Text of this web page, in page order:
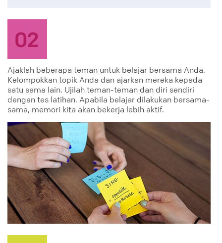
Ajaklah beberapa teman untuk belajar bersama Anda.
Kelompokkan topik Anda dan ajarkan mereka kepada
satu sama lain. Ujilah teman-teman dan diri sendiri
dengan tes latihan. Apabila belajar dilakukan bersama-
sama, memori kita akan bekerja lebih aktif.